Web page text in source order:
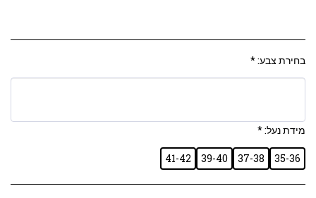
בחירת צבע:*
מידת נעל:*
35-36
37-38
39-40
41-42